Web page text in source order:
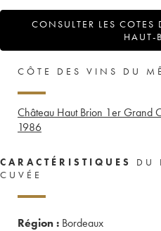
CONSULTER LES
HAUT-
CÔTE DES VINS DU
Château Haut Brion 1er Grand
1986
CARACTÉRISTIQUES
DU
CUVÉE
Région : Bordeaux